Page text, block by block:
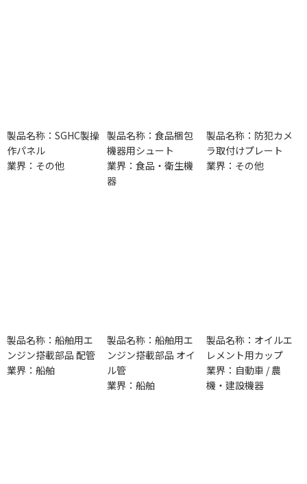
製品名称：SGHC製操
作パネル
業界：その他
製品名称：食品梱包
機器用シュート
業界：食品・衛生機
器
製品名称：防犯カメ
ラ取付けプレート
業界：その他
製品名称：船舶用エ
ンジン搭載部品 配管
業界：船舶
製品名称：船舶用エ
ンジン搭載部品 オイ
ル管
業界：船舶
製品名称：オイルエ
レメント用カップ
業界：自動車 / 農
機・建設機器